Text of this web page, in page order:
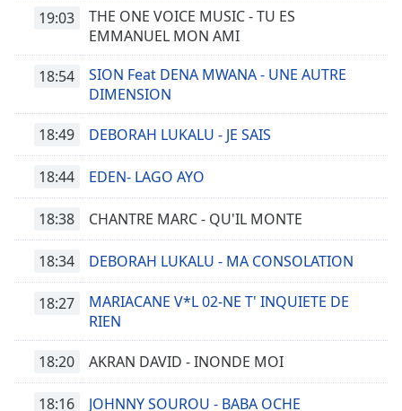
dialog
window.
19:03
THE ONE VOICE MUSIC - TU ES
EMMANUEL MON AMI
18:54
SION Feat DENA MWANA - UNE AUTRE
DIMENSION
18:49 DEBORAH LUKALU - JE SAIS
18:44 EDEN- LAGO AYO
18:38 CHANTRE MARC - QU'IL MONTE
18:34 DEBORAH LUKALU - MA CONSOLATION
18:27
MARIACANE V*L 02-NE T' INQUIETE DE
RIEN
18:20 AKRAN DAVID - INONDE MOI
18:16 JOHNNY SOUROU - BABA OCHE